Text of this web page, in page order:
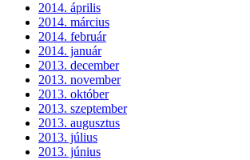
2014. április
2014. március
2014. február
2014. január
2013. december
2013. november
2013. október
2013. szeptember
2013. augusztus
2013. július
2013. június